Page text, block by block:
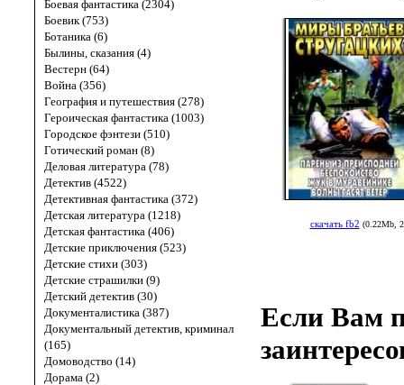
Боевая фантастика (2304)
Боевик (753)
Ботаника (6)
Былины, сказания (4)
Вестерн (64)
Война (356)
География и путешествия (278)
Героическая фантастика (1003)
Городское фэнтези (510)
Готический роман (8)
Деловая литература (78)
Детектив (4522)
Детективная фантастика (372)
Детская литература (1218)
Детская фантастика (406)
Детские приключения (523)
Детские стихи (303)
Детские страшилки (9)
Детский детектив (30)
Документалистика (387)
Документальный детектив, криминал
(165)
Домоводство (14)
Дорама (2)
скачать fb2 (0.22Mb,
Если Вам